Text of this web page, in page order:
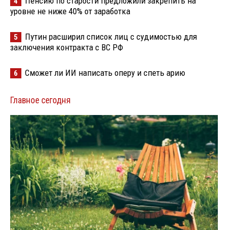
уровне не ниже 40% от заработка
5
Путин расширил список лиц с судимостью для
заключения контракта с ВС РФ
6 Сможет ли ИИ написать оперу и спеть арию
Главное сегодня